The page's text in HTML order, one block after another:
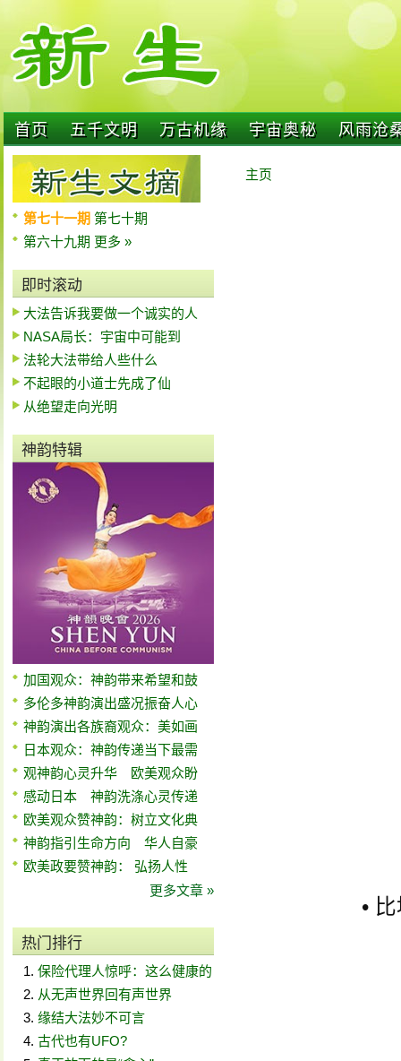
首页 五千文明 万古机缘 宇宙奥秘 风雨沧
第七十一期 第七十期
第六十九期 更多 »
即时滚动
大法告诉我要做一个诚实的人
NASA局长：宇宙中可能到
法轮大法带给人些什么
不起眼的小道士先成了仙
从绝望走向光明
神韵特辑
加国观众：神韵带来希望和鼓
多伦多神韵演出盛况振奋人心
神韵演出各族裔观众：美如画
日本观众：神韵传递当下最需
观神韵心灵升华 欧美观众盼
感动日本 神韵洗涤心灵传递
欧美观众赞神韵：树立文化典
神韵指引生命方向 华人自豪
欧美政要赞神韵： 弘扬人性
更多文章 »
热门排行
保险代理人惊呼：这么健康的
从无声世界回有声世界
缘结大法妙不可言
古代也有UFO?
主页
•